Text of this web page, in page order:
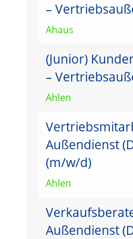
–
Ahaus
(Junior)
–
Ahlen
Außendienst
(m/w/d)
Ahlen
Außendienst